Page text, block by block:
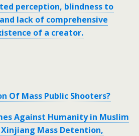
perception, blindness to
lack of comprehensive
of a creator.
Of Mass Public Shooters?
Against Humanity in Muslim
Mass Detention,